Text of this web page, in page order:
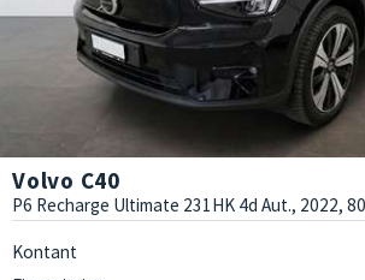
Volvo C40
P6 Recharge Ultimate 231HK 4d Aut., 2022,
Kontant